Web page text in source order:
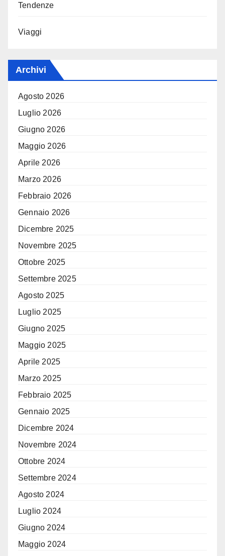
Tendenze
Viaggi
Archivi
Agosto 2026
Luglio 2026
Giugno 2026
Maggio 2026
Aprile 2026
Marzo 2026
Febbraio 2026
Gennaio 2026
Dicembre 2025
Novembre 2025
Ottobre 2025
Settembre 2025
Agosto 2025
Luglio 2025
Giugno 2025
Maggio 2025
Aprile 2025
Marzo 2025
Febbraio 2025
Gennaio 2025
Dicembre 2024
Novembre 2024
Ottobre 2024
Settembre 2024
Agosto 2024
Luglio 2024
Giugno 2024
Maggio 2024